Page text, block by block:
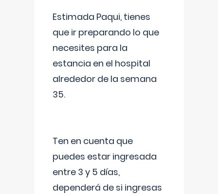
Estimada Paqui, tienes
que ir preparando lo que
necesites para la
estancia en el hospital
alrededor de la semana
35.
Ten en cuenta que
puedes estar ingresada
entre 3 y 5 días,
dependerá de si ingresas